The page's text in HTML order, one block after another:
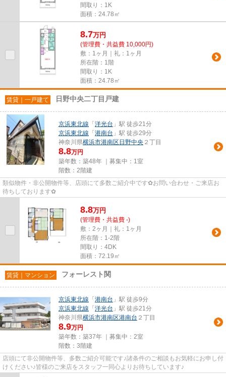
間取り：1K
面積：24.78㎡
8.7万円
(管理費・共益費 10,000円)
敷：1ヶ月｜礼：1ヶ月
所在階：1階
間取り：1K
面積：24.78㎡
賃貸｜一戸建て 日野中央二丁目戸建
京浜東北線 「 洋光台 」駅 徒歩21分
京浜東北線 「 港南台 」駅 徒歩29分
神奈川県横浜市港南区 日野中央 ２丁目
8.8万円
築年数：築48年 ｜募集中： 1室
階数：2階建
類似物件・非公開物件等、店頭にて多数ご紹介中です✿お問い合わせ・ご来店お
待ちしております✿
8.8万円
(管理費・共益費 -)
敷：2ヶ月｜礼：1ヶ月
所在階：1-2階
間取り：4DK
面積：72.19㎡
賃貸｜マンション フォーレスト関
京浜東北線 「 港南台 」駅 徒歩9分
京浜東北線 「 洋光台 」駅 徒歩21分
神奈川県横浜市港南区港南台 ２丁目
8.9万円
築年数：築37年 ｜募集中： 2室
階数：3階建
店頭にて非公開物件等、多数ご紹介可能です♪諸条件のご相談もお気軽にお申し付
けください♪皆様のご来店をスタッフ一同心よりお待ちしています♪